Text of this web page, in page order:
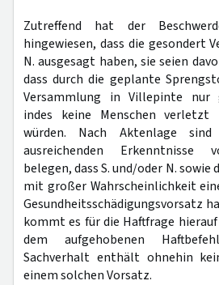
Zutreffend hat der
hingewiesen, dass die gesondert
N. ausgesagt haben, sie seien
dass durch die geplante
Versammlung in Villepinte nur
indes keine Menschen verletzt
würden. Nach Aktenlage
ausreichenden Erkenntnisse
belegen, dass S. und/oder N. sowie
mit großer Wahrscheinlichkeit
Gesundheitsschädigungsvorsatz
kommt es für die Haftfrage
dem aufgehobenen
Sachverhalt enthält ohnehin
einem solchen Vorsatz.